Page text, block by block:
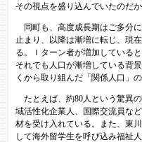
その視点を盛り込んでいたのだか
同町も、高度成長期はご多分
止まり、以降は漸増に転じ、現
る。Ｉターン者が増加している
それでも人口が漸増している背
くから取り組んだ「関係人口」
たとえば、約80人という驚異
域活性化企業人、国際交流員な
材を受け入れている。また、東
して海外留学生を呼び込み福祉